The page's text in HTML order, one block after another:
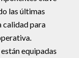
las últimas
calidad para
equipadas